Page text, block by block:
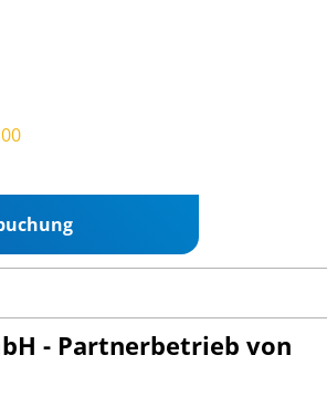
- Partnerbetrieb von